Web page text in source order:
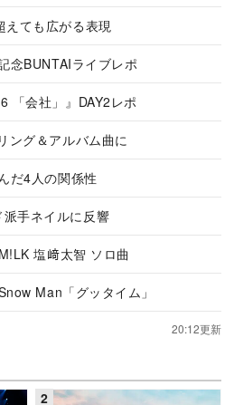
えても広がる表現
念BUNTAIライブレポ
「会社」』DAY2レポ
ング＆アルバム曲に
だ4人の関係性
手ネイルに反響
塩﨑太智 ソロ曲
Man「グッタイム」
20:12更新